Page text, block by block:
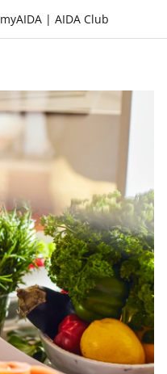
myAIDA | AIDA Club